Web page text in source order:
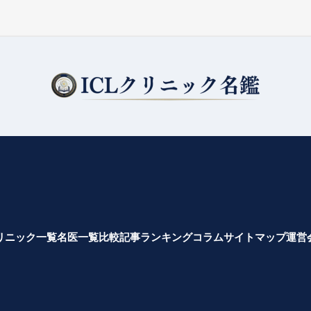
ニック一覧名医一覧比較記事ランキングコラムサイトマップ運営